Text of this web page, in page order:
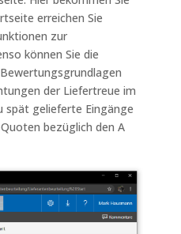
erreichen Sie
zur
können Sie die
der Liefertreue im
spät gelieferte Eingänge
bezüglich den A